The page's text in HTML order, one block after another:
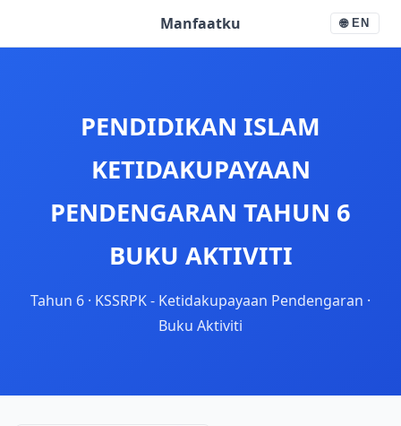
Manfaatku 🌐 EN
PENDIDIKAN ISLAM
KETIDAKUPAYAAN
PENDENGARAN TAHUN 6
BUKU AKTIVITI
Tahun 6 · KSSRPK - Ketidakupayaan Pendengaran ·
Buku Aktiviti